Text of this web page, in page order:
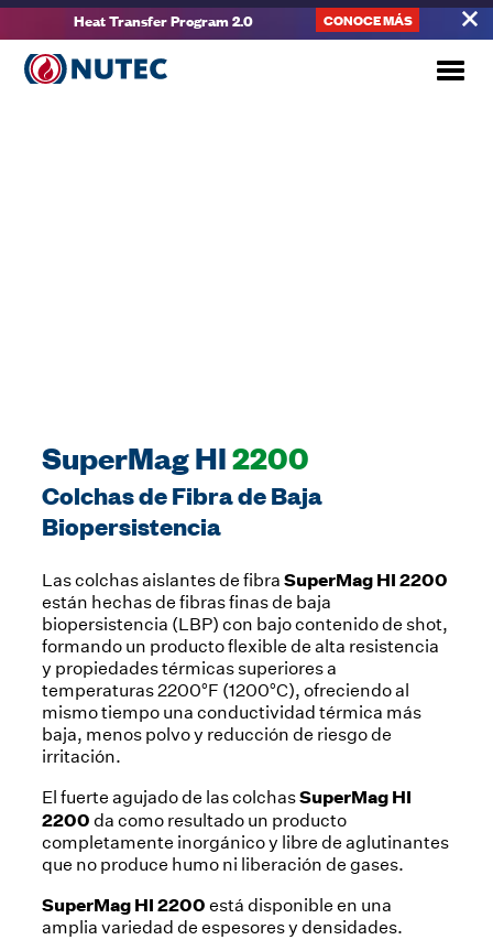
Heat Transfer Program 2.0 CONOCE MÁS
SuperMag HI2200
Colchas de Fibra de Baja
Biopersistencia
Las colchas aislantes de fibraSuperMag HI 2200
están hechas de fibras finas de baja
biopersistencia (LBP) con bajo contenido de shot,
formando un producto flexible de alta resistencia
y propiedades térmicas superiores a
temperaturas 2200°F (1200°C), ofreciendo al
mismo tiempo una conductividad térmica más
baja, menos polvo y reducción de riesgo de
irritación.
El fuerte agujado de las colchasSuperMag HI
2200 da como resultado un producto
completamente inorgánico y libre de aglutinantes
que no produce humo ni liberación de gases.
SuperMag HI 2200 está disponible en una
amplia variedad de espesores y densidades.